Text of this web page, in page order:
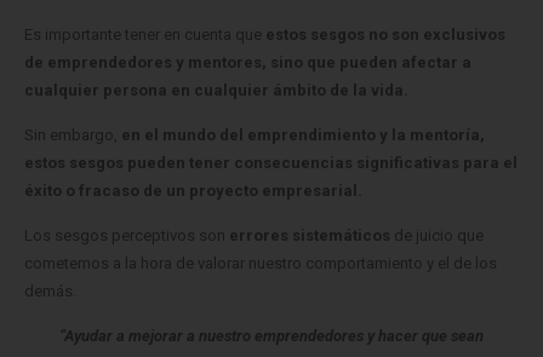
Es importante tener en cuenta que estos sesgos no son exclusivos
de emprendedores y mentores, sino que pueden afectar a
cualquier persona en cualquier ámbito de la vida.
Sin embargo, en el mundo del emprendimiento y la mentoría,
estos sesgos pueden tener consecuencias significativas para el
éxito o fracaso de un proyecto empresarial.
Los sesgos perceptivos son errores sistemáticos de juicio que
cometemos a la hora de valorar nuestro comportamiento y el de los
demás.
“Ayudar a mejorar a nuestro emprendedores y hacer que sean